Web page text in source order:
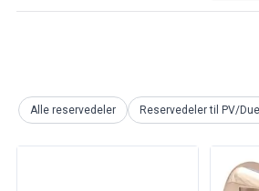
Amazon Kjølesystem
Amazon drivstoff-/eksosanlegg
Amazon Forvogn
Amazon interiør
Alle reservedeler Reservedeler til PV/